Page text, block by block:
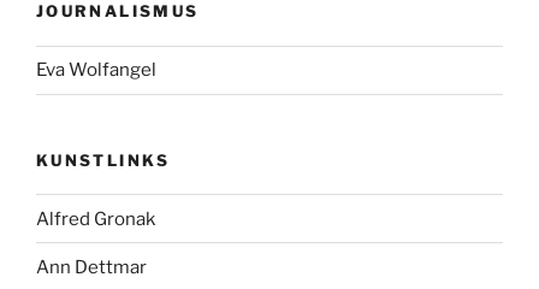
JOURNALISMUS
Eva Wolfangel
KUNSTLINKS
Alfred Gronak
Ann Dettmar